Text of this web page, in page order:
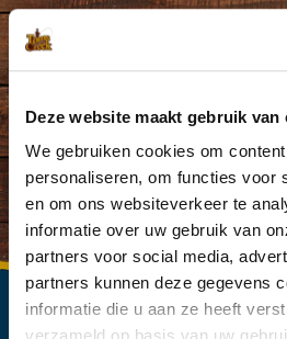
Deze website maakt gebruik van
We gebruiken cookies om
personaliseren, om functies voor
en om ons websiteverkeer te
informatie over uw gebruik van
partners voor social media,
partners kunnen deze gegevens
informatie die u aan ze heeft
Ik ga akkoord met de